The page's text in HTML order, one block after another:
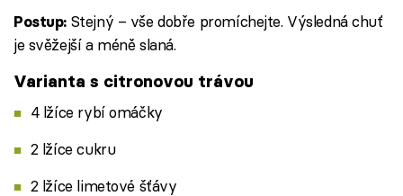
Postup: Stejný – vše dobře promíchejte. Výsledná chuť
je svěžejší a méně slaná.
Varianta s citronovou trávou
4 lžíce rybí omáčky
2 lžíce cukru
2 lžíce limetové šťávy